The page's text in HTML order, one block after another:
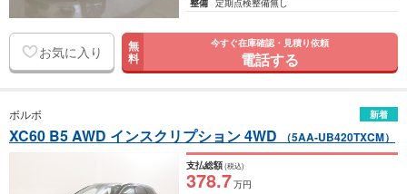
整備 定期点検整備無し
お気に入り 無
料
今すぐ在庫確認・見積り依頼
電話する
ボルボ 新着
XC60 B5 AWD インスクリプション 4WD （5AA-UB420TXCM）
支払総額(税込)
378.7万円